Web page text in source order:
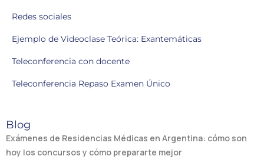
Redes sociales
Ejemplo de Videoclase Teórica: Exantemáticas
Teleconferencia con docente
Teleconferencia Repaso Examen Único
Blog
Exámenes de Residencias Médicas en Argentina: cómo son
hoy los concursos y cómo prepararte mejor